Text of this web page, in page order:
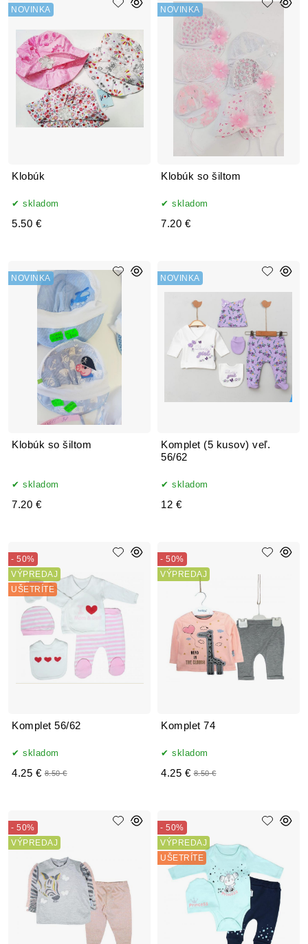
Klobúk
NOVINKA
skladom
5.50 €
Klobúk so šiltom
NOVINKA
skladom
7.20 €
Klobúk so šiltom
NOVINKA
skladom
7.20 €
Komplet (5 kusov) veľ.
56/62
NOVINKA
skladom
12 €
Komplet 56/62
- 50%
VÝPREDAJ
UŠETRÍTE
skladom
4.25 € 8.50 €
Komplet 74
- 50%
VÝPREDAJ
skladom
4.25 € 8.50 €
- 50%
VÝPREDAJ
- 50%
VÝPREDAJ
UŠETRÍTE